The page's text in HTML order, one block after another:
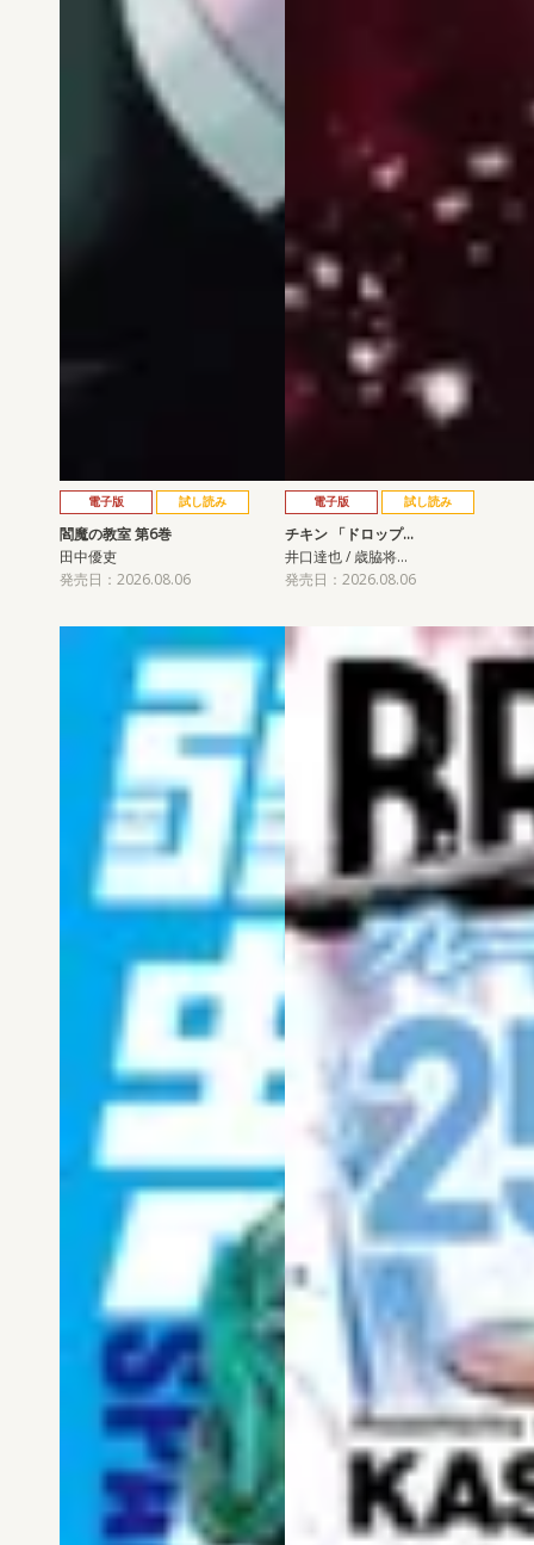
電子版 試し読み
閻魔の教室 第6巻
田中優吏
発売日：2026.08.06
電子版 試し読み
チキン 「ドロップ…
井口達也 / 歳脇将…
発売日：2026.08.06